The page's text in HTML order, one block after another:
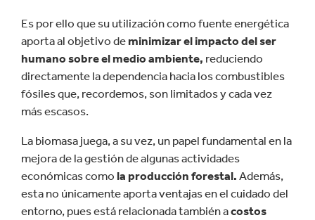
Es por ello que su utilización como fuente energética
aporta al objetivo de minimizar el impacto del ser
humano sobre el medio ambiente, reduciendo
directamente la dependencia hacia los combustibles
fósiles que, recordemos, son limitados y cada vez
más escasos.
La biomasa juega, a su vez, un papel fundamental en la
mejora de la gestión de algunas actividades
económicas como la producción forestal. Además,
esta no únicamente aporta ventajas en el cuidado del
entorno, pues está relacionada también acostos